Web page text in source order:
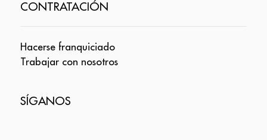
CONTRATACIÓN
Hacerse franquiciado
Trabajar con nosotros
SÍGANOS